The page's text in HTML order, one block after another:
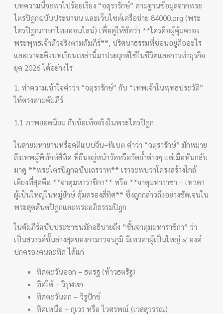
บทความนี้จะพาไปร้อยเรียง “จตุรารักษ์” ตามฐานข้อมูลจากพระ
ไตรปิฎกฉบับประชาชน และเว็บไซต์เครือข่าย 84000.org (พระ
ไตรปิฎกภาษาไทยออนไลน์) เพื่อดูให้ชัดว่า **ใครคือผู้คุ้มครอง
พระพุทธเจ้าตัวจริงตามคัมภีร์**, ปริศนาธรรมที่ซ่อนอยู่คืออะไร
และเราจะดึงบทเรียนเหล่านี้มาประยุกต์ใช้ในชีวิตและการทำธุรกิจ
ยุค 2026 ได้อย่างไร
1. ทำความเข้าใจคำว่า “จตุรารักษ์” กับ “เทพเจ้าในพุทธประวัติ”
ให้ตรงตามคัมภีร์
1.1 ภาพยอดนิยม กับข้อเท็จจริงในพระไตรปิฎก
ในสายมหายานหรือคติแบบจีน–ทิเบต คำว่า “จตุรารักษ์” มักหมาย
ถึงเทพผู้พิทักษ์สี่ทิศ ที่ยืนอยู่หน้าวัดหรือวัดถ้ำต่างๆ แต่เมื่อหันกลับ
มาดู **พระไตรปิฎกฉบับเถรวาท** เราจะพบว่าโครงสร้างใกล้
เคียงที่สุดคือ **จาตุมหาราชิกา** หรือ **จาตุมหาราชา – เทวดา
ผู้เป็นใหญ่ในหมู่ยักษ์ คุ้มครองสี่ทิศ** ซึ่งถูกกล่าวถึงอย่างชัดเจนใน
พระสุตตันตปิฎกและพระอภิธรรมปิฎก
ในคัมภีร์ฉบับประชาชนมักอธิบายถึง “ชั้นจาตุมมหาราชิกา” ว่า
เป็นสวรรค์ชั้นล่างสุดของกามาวจรภูมิ มีเทวดาผู้เป็นใหญ่ ๔ องค์
ปกครองคนละทิศ ได้แก่
ทิศตะวันออก – ธตรฐ (ท้าวธตรัฐ)
ทิศใต้ – วิรุฬหก
ทิศตะวันตก – วิรูปักข์
ทิศเหนือ – กุเวร หรือ ไวศรพณ์ (เวสสุวรรณ)